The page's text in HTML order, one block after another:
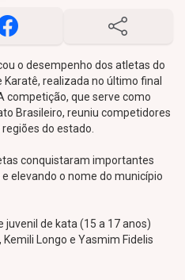
o desempenho dos atletas do
realizada no último final
competição, que serve como
Brasileiro, reuniu competidores
do estado.
conquistaram importantes
elevando o nome do município
juvenil de kata (15 a 17 anos)
Longo e Yasmim Fidelis